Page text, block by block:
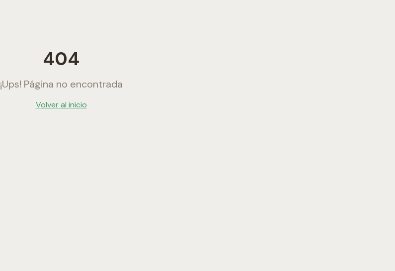
404
¡Ups! Página no encontrada
Volver al inicio